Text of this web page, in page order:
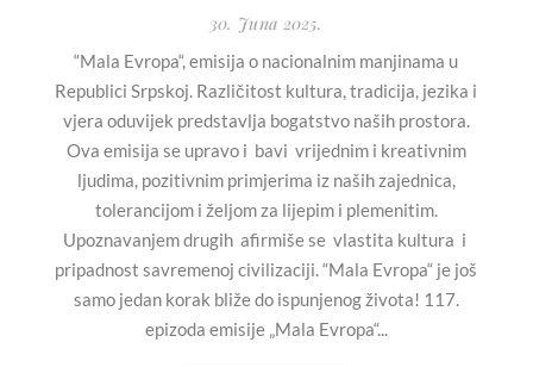
30. Juna 2025.
“Mala Evropa“, emisija o nacionalnim manjinama u
Republici Srpskoj. Različitost kultura, tradicija, jezika i
vjera oduvijek predstavlja bogatstvo naših prostora.
Ova emisija se upravo i bavi vrijednim i kreativnim
ljudima, pozitivnim primjerima iz naših zajednica,
tolerancijom i željom za lijepim i plemenitim.
Upoznavanjem drugih afirmiše se vlastita kultura i
pripadnost savremenoj civilizaciji. “Mala Evropa“ je još
samo jedan korak bliže do ispunjenog života! 117.
epizoda emisije „Mala Evropa“...